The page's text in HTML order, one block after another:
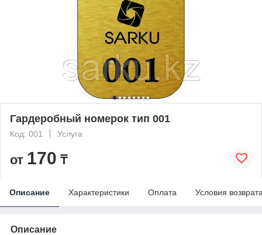
Гардеробный номерок тип 001
Код: 001 Услуга
от 170 ₸
Описание Характеристики Оплата Условия
Описание